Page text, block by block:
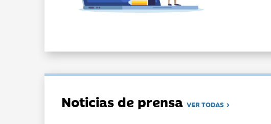
Noticias de prensaVER TODAS